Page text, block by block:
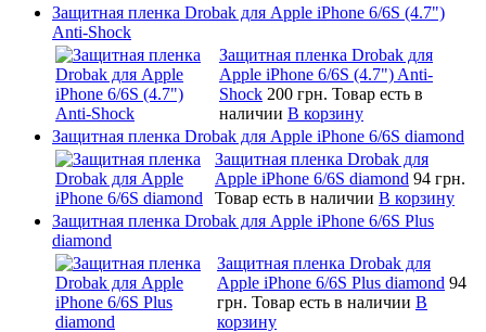
Защитная пленка Drobak для Apple iPhone 6/6S (4.7")
Anti-Shock
Защитная пленка Drobak для
Apple iPhone 6/6S (4.7") Anti-
Shock 200 грн. Товар есть в
наличии В корзину
Защитная пленка Drobak для Apple iPhone 6/6S diamond
Защитная пленка Drobak для
Apple iPhone 6/6S diamond 94 грн.
Товар есть в наличии В корзину
Защитная пленка Drobak для Apple iPhone 6/6S Plus
diamond
Защитная пленка Drobak для
Apple iPhone 6/6S Plus diamond 94
грн. Товар есть в наличии В
корзину